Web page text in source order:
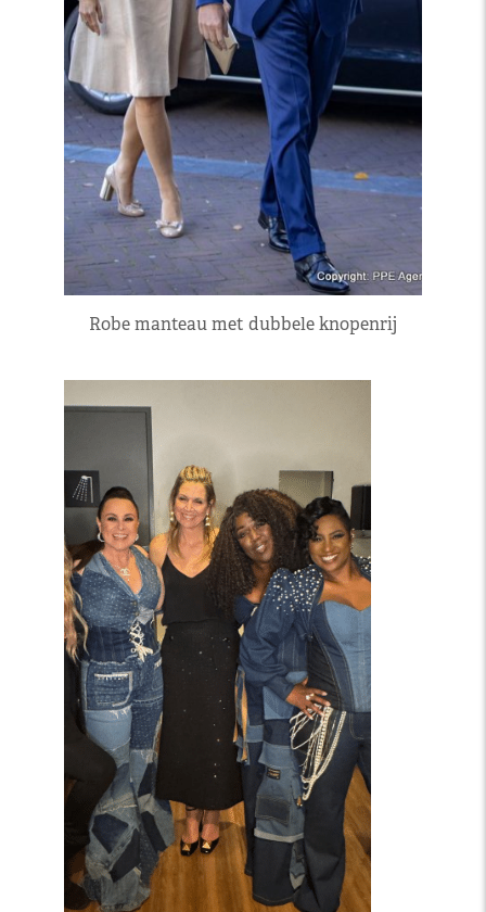
Robe manteau met dubbele knopenrij